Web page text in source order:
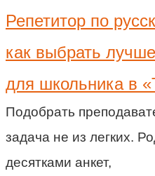
Репетитор по
как выбрать
для школьника в
Подобрать
задача не из легких.
десятками анкет,